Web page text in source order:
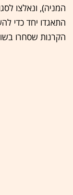
המניה), ונאלצו
התאגדו יחד כדי
הקרנות שסחרו